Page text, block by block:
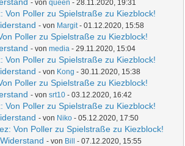
- vonqueen - 28.11.2020, 19:31
Von Poller zu Spielstraße zu Kiezblock!
- von Margit- 01.12.2020, 15:58
Poller zu Spielstraße zu Kiezblock!
- vonmedia - 29.11.2020, 15:04
Von Poller zu Spielstraße zu Kiezblock!
- von Kong - 30.11.2020, 15:38
Poller zu Spielstraße zu Kiezblock!
- vonsrt10 - 03.12.2020, 16:42
Von Poller zu Spielstraße zu Kiezblock!
- von Niko - 05.12.2020, 17:50
Von Poller zu Spielstraße zu Kiezblock!
- von Bill - 07.12.2020, 15:55